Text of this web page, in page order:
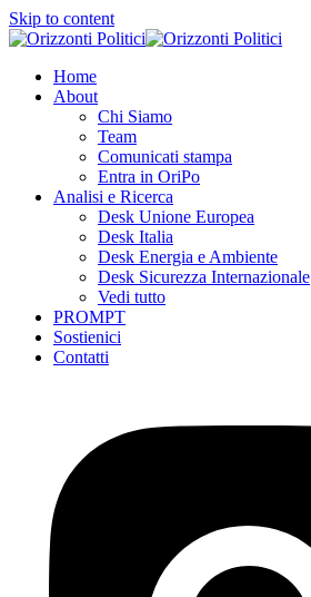
Skip to content
Home
About
Chi Siamo
Team
Comunicati stampa
Entra in OriPo
Analisi e Ricerca
Desk Unione Europea
Desk Italia
Desk Energia e Ambiente
Desk Sicurezza Internazionale
Vedi tutto
PROMPT
Sostienici
Contatti